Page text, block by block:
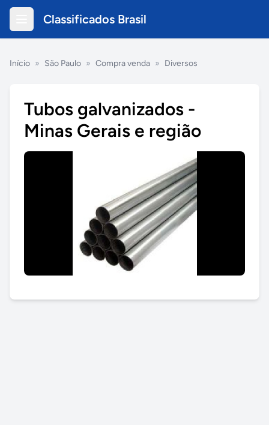
Classificados Brasil
Início » São Paulo » Compra venda » Diversos
Tubos galvanizados -
Minas Gerais e região